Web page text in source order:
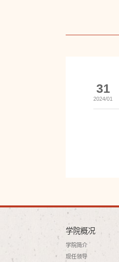
31
2024/01
学院概况
学院简介
现任领导